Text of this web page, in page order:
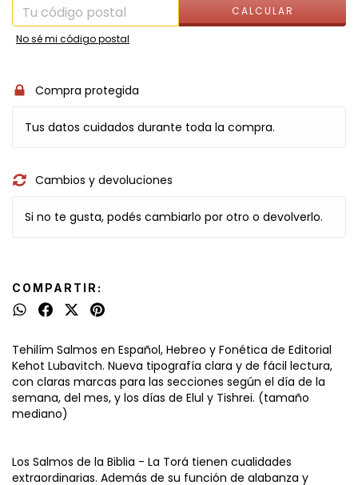
CALCULAR
No sé mi código postal
Compra protegida
Tus datos cuidados durante toda la compra.
Cambios y devoluciones
Si no te gusta, podés cambiarlo por otro o devolverlo.
COMPARTIR:
Tehilím Salmos en Español, Hebreo y Fonética de Editorial
Kehot Lubavitch. Nueva tipografía clara y de fácil lectura,
con claras marcas para las secciones según el día de la
semana, del mes, y los días de Elul y Tishrei. (tamaño
mediano)
Los Salmos de la Biblia - La Torá tienen cualidades
extraordinarias. Además de su función de alabanza y